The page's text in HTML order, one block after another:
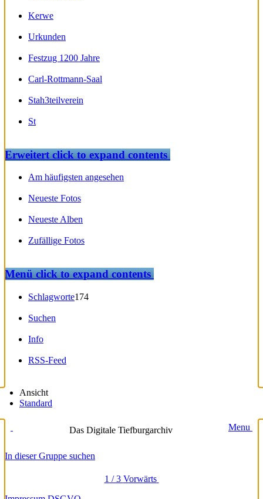
Kerwe
Urkunden
Festzug 1200 Jahre
Carl-Rottmann-Saal
Stah3teilverein
St
Erweitertclick to expand contents
Am häufigsten angesehen
Neueste Fotos
Neueste Alben
Zufällige Fotos
Menüclick to expand contents
Schlagworte174
Suchen
Info
RSS-Feed
Ansicht
Standard
Das Digitale Tiefburgarchiv Menu
In dieser Gruppe suchen
1 / 3 Vorwärts